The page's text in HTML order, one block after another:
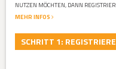
NUTZEN MÖCHTEN, DANN
MEHR INFOS
SCHRITT 1: